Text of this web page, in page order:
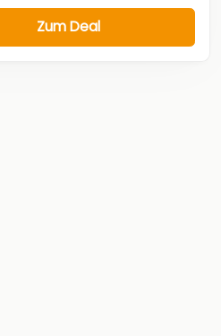
Zum Deal